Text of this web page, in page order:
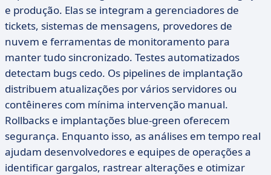
e produção. Elas se integram a gerenciadores de
tickets, sistemas de mensagens, provedores de
nuvem e ferramentas de monitoramento para
manter tudo sincronizado. Testes automatizados
detectam bugs cedo. Os pipelines de implantação
distribuem atualizações por vários servidores ou
contêineres com mínima intervenção manual.
Rollbacks e implantações blue-green oferecem
segurança. Enquanto isso, as análises em tempo real
ajudam desenvolvedores e equipes de operações a
identificar gargalos, rastrear alterações e otimizar